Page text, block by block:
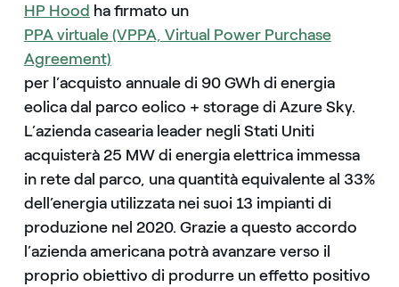
HP Hood ha firmato un
PPA virtuale (VPPA, Virtual Power Purchase
Agreement)
per l’acquisto annuale di 90 GWh di energia
eolica dal parco eolico + storage di Azure Sky.
L’azienda casearia leader negli Stati Uniti
acquisterà 25 MW di energia elettrica immessa
in rete dal parco, una quantità equivalente al 33%
dell’energia utilizzata nei suoi 13 impianti di
produzione nel 2020. Grazie a questo accordo
l’azienda americana potrà avanzare verso il
proprio obiettivo di produrre un effetto positivo